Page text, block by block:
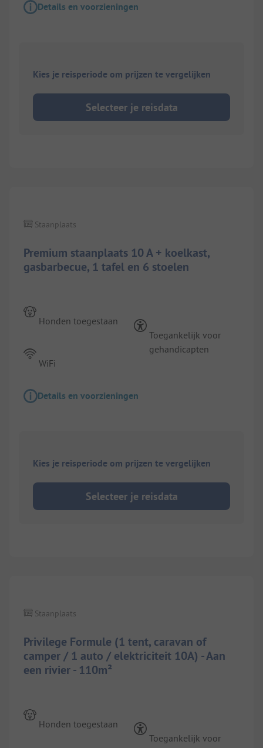
Details en voorzieningen
Kies je reisperiode om prijzen te vergelijken
Selecteer je reisdata
Premium staanplaats 10 A + koelkast,
gasbarbecue, 1 tafel en 6 stoelen
Staanplaats
Honden toegestaan
WiFi
Toegankelijk voor
gehandicapten
Details en voorzieningen
Kies je reisperiode om prijzen te vergelijken
Selecteer je reisdata
Privilege Formule (1 tent, caravan of
camper / 1 auto / elektriciteit 10A) - Aan
een rivier - 110m²
Staanplaats
Honden toegestaan
Toegankelijk voor